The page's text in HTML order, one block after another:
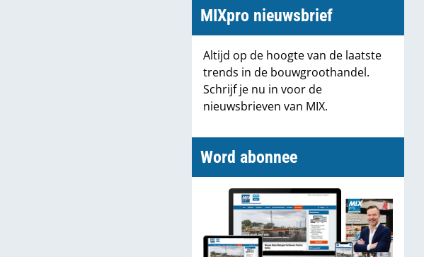
MIXpro nieuwsbrief
Altijd op de hoogte van de laatste
trends in de bouwgroothandel.
Schrijf je nu in voor de
nieuwsbrieven van MIX.
Word abonnee